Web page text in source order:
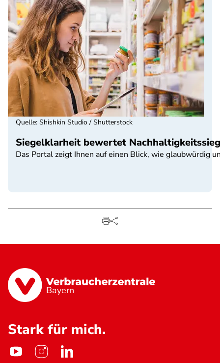
Siegelklarheit bewertet
Das Portal zeigt Ihnen auf einen Blick, wie glaubwürdig
Quelle: Shishkin Studio / Shutterstock
Bayern
Stark für mich.